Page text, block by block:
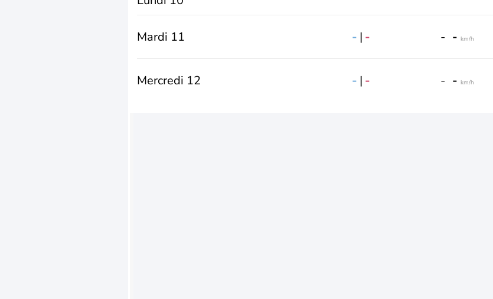
Mardi 11 - | - - - km/h
Mercredi 12 - | - - - km/h